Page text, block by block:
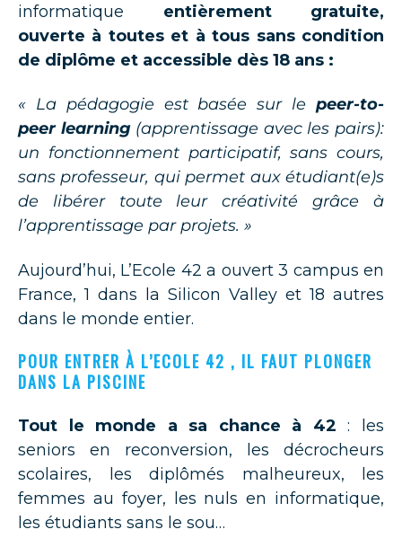
informatique entièrement gratuite,
ouverte à toutes et à tous sans condition
de diplôme et accessible dès 18 ans :
« La pédagogie est basée sur le peer-to-
peer learning(apprentissage avec les pairs):
un fonctionnement participatif, sans cours,
sans professeur, qui permet aux étudiant(e)s
de libérer toute leur créativité grâce à
l’apprentissage par projets. »
Aujourd’hui, L’Ecole 42 a ouvert 3 campus en
France, 1 dans la Silicon Valley et 18 autres
dans le monde entier.
POUR ENTRER À L’ECOLE 42 , IL FAUT PLONGER
DANS LA PISCINE
Tout le monde a sa chance à 42 : les
seniors en reconversion, les décrocheurs
scolaires, les diplômés malheureux, les
femmes au foyer, les nuls en informatique,
les étudiants sans le sou…